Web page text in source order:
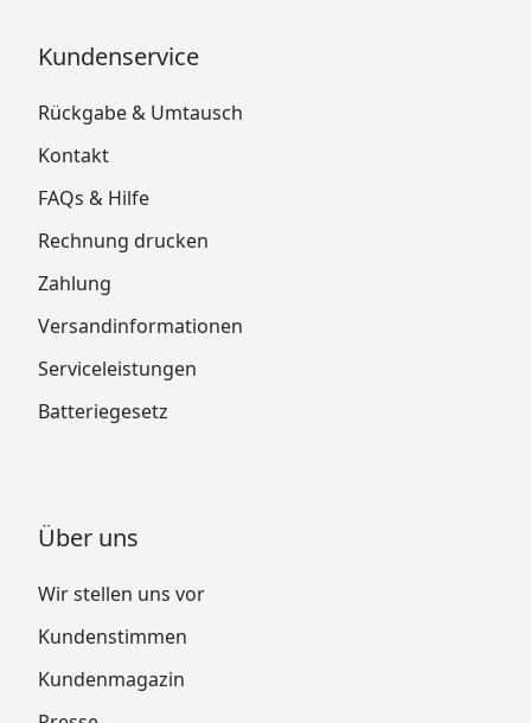
Kundenservice
Rückgabe & Umtausch
Kontakt
FAQs & Hilfe
Rechnung drucken
Zahlung
Versandinformationen
Serviceleistungen
Batteriegesetz
Über uns
Wir stellen uns vor
Kundenstimmen
Kundenmagazin